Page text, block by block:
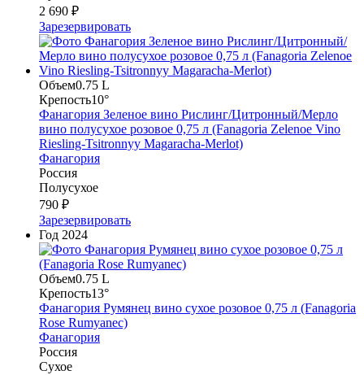
2 690 ₽
Зарезервировать
Объем0.75 L
Крепость10°
Фанагория Зеленое вино Рислинг/Цитронный/Мерло
вино полусухое розовое 0,75 л (Fanagoria Zelenoe Vino
Riesling-Tsitronnyy Magaracha-Merlot)
Фанагория
Россия
Полусухое
790 ₽
Зарезервировать
Год 2024
Объем0.75 L
Крепость13°
Фанагория Румянец вино сухое розовое 0,75 л (Fanagoria
Rose Rumyanec)
Фанагория
Россия
Сухое